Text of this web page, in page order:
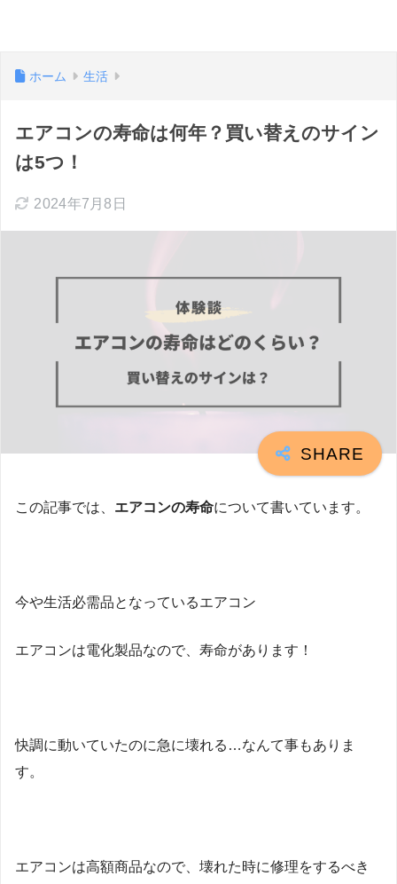
ホーム 生活
エアコンの寿命は何年？買い替えのサイン
は5つ！
2024年7月8日
この記事では、 エアコンの寿命について書いています。
今や生活必需品となっているエアコン
エアコンは電化製品なので、寿命があります！
快調に動いていたのに急に壊れる…なんて事もありま
す。
エアコンは高額商品なので、壊れた時に修理をするべき